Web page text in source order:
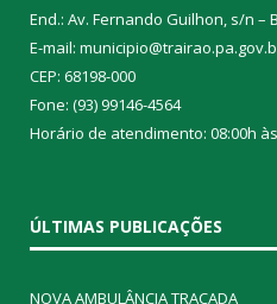
End.: Av. Fernando Guilhon, s/n –
E-mail:
CEP: 68198-000
Fone: (93) 99146-4564
Horário de atendimento: 08:00h
ÚLTIMAS PUBLICAÇÕES
NOVA AMBULÂNCIA TRAÇADA